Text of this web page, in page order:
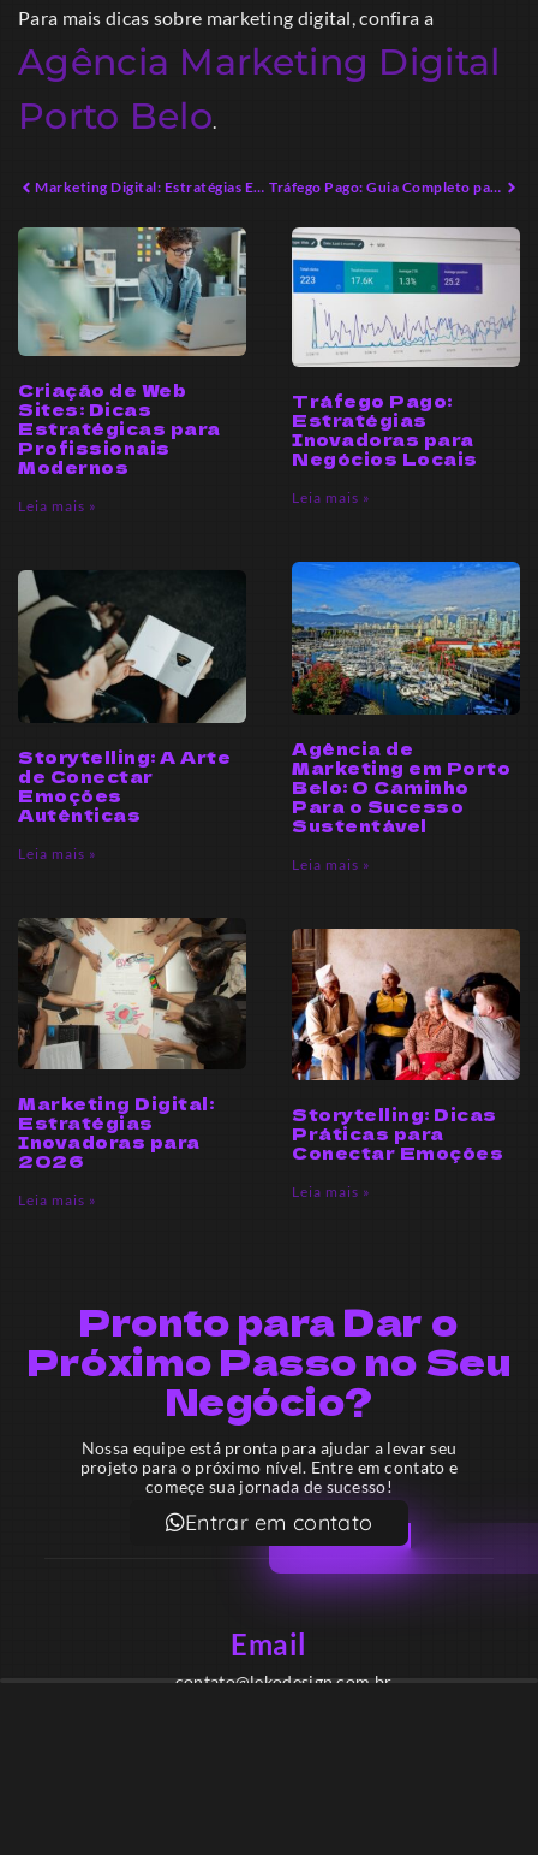
Para mais dicas sobre marketing digital, confira a
Agência Marketing Digital
Porto Belo.
Marketing Digital: Estratégias Eficazes para Empreendedores Modernos Tráfego Pago: Guia Completo para Maximizar Resultados em 2026
Criação de Web
Sites: Dicas
Estratégicas para
Profissionais
Modernos
Leia mais »
Tráfego Pago:
Estratégias
Inovadoras para
Negócios Locais
Leia mais »
Storytelling: A Arte
de Conectar
Emoções
Autênticas
Leia mais »
Agência de
Marketing em Porto
Belo: O Caminho
Para o Sucesso
Sustentável
Leia mais »
Marketing Digital:
Estratégias
Inovadoras para
2026
Leia mais »
Storytelling: Dicas
Práticas para
Conectar Emoções
Leia mais »
Pronto para Dar o
Próximo Passo no Seu
Negócio?
Nossa equipe está pronta para ajudar a levar seu
projeto para o próximo nível. Entre em contato e
começe sua jornada de sucesso!
Entrar em contato
Email
contato@lekodesign.com.br